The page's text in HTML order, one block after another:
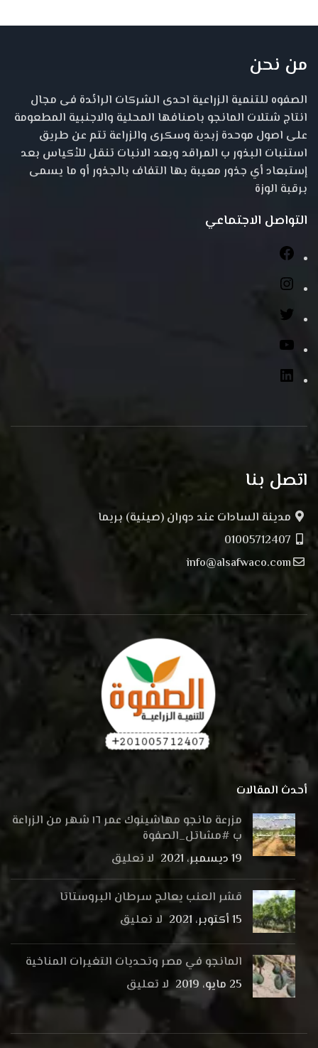
من نحن
الصفوه للتنمية الزراعية احدى الشركات الرائدة فى مجال
انتاج شتلات المانجو باصنافها المحلية والاجنبية المطعومة
على اصول موحدة زبدية وسكرى والزراعة تتم عن طريق
استنبات البذور ب المراقد وبعد الانبات تنقل للأكياس بعد
إستبعاد أي جذور معيبة بها التفاف بالجذور أو ما يسمى
برقبة الوزة
التواصل الاجتماعي
اتصل بنا
مدينة السادات عند دوران (صينية) بريما
info@alsafwaco.com
أحدث المقالات
مزرعة مانجو مهاشينوك عمر ١٦ شهر من الزراعة
ب #مشاتل_الصفوة
19 ديسمبر، 2021
لا تعليق
قشر العنب يعالج سرطان البروستاتا
15 أكتوبر، 2021
لا تعليق
المانجو في مصر وتحديات التغيرات المناخية
25 مايو، 2019
لا تعليق